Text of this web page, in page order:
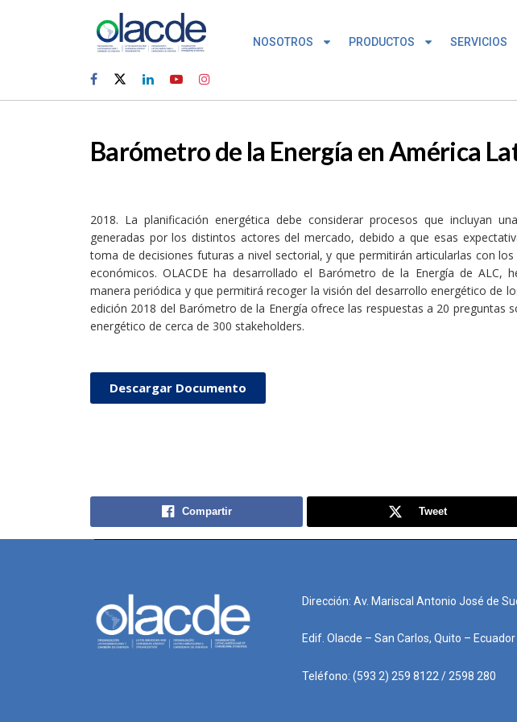
NOSOTROS PRODUCTOS SERVICIOS
Barómetro de la Energía en América
2018. La planificación energética debe considerar procesos que incluyan
generadas por los distintos actores del mercado, debido a que esas
toma de decisiones futuras a nivel sectorial, y que permitirán articularlas con
económicos. OLACDE ha desarrollado el Barómetro de la Energía de ALC,
manera periódica y que permitirá recoger la visión del desarrollo energético de
edición 2018 del Barómetro de la Energía ofrece las respuestas a 20 preguntas
energético de cerca de 300 stakeholders.
Descargar Documento
Compartir Tweet
Dirección: Av. Mariscal Antonio José de
Edif. Olacde – San Carlos, Quito – Ecuador
Teléfono: (593 2) 259 8122 / 2598 280